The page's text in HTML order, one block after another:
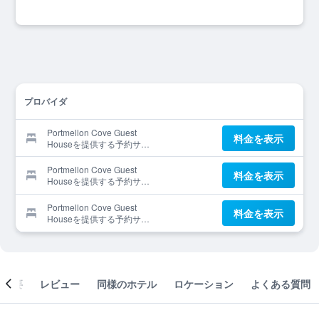
プロバイダ
Portmellon Cove Guest
Houseを提供する予約サイ
ト
料金を表示
Portmellon Cove Guest
Houseを提供する予約サイ
ト
料金を表示
Portmellon Cove Guest
Houseを提供する予約サイ
ト
料金を表示
概要 レビュー 同様のホテル ロケーション よくある質問